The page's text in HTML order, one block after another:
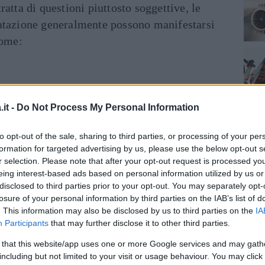
- Do Not Process My Personal Information
opt-out of the sale, sharing to third parties, or processing of your
for targeted advertising by us, please use the below opt-out
selection. Please note that after your opt-out request is processed
interest-based ads based on personal information utilized by us
to third parties prior to your opt-out. You may separately
of your personal information by third parties on the IAB’s list of
This information may also be disclosed by us to third parties on the
Participants that may further disclose it to other third parties.
that this website/app uses one or more Google services and may
but not limited to your visit or usage behaviour. You may
di questioni piuttosto soggettive, le
generalmente possono manifestarsi
di
in cui si trova.
e trattamenti
, e ai livelli “alterati” dal microclima che si
rimediare allora alla faccia da aereo?
cura della nostra pelle quando si vola?